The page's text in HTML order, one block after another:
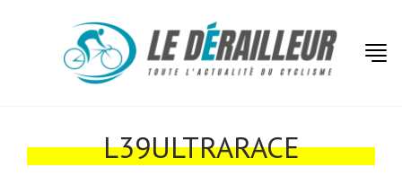
L39ULTRARACE
Tests de produits